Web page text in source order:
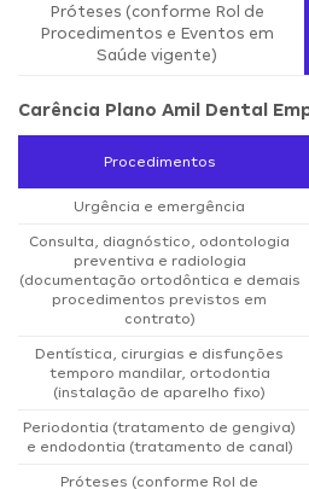
Próteses (conforme Rol de
Procedimentos e Eventos em
Saúde vigente)
Carência Plano Amil Dental
Procedimentos
Urgência e emergência
Consulta, diagnóstico, odontologia
preventiva e radiologia
(documentação ortodôntica e demais
procedimentos previstos em
contrato)
Dentística, cirurgias e disfunções
temporo mandilar, ortodontia
(instalação de aparelho fixo)
Periodontia (tratamento de gengiva)
e endodontia (tratamento de canal)
Próteses (conforme Rol de